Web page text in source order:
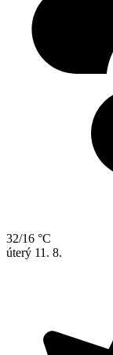
32/16 °C
úterý 11. 8.